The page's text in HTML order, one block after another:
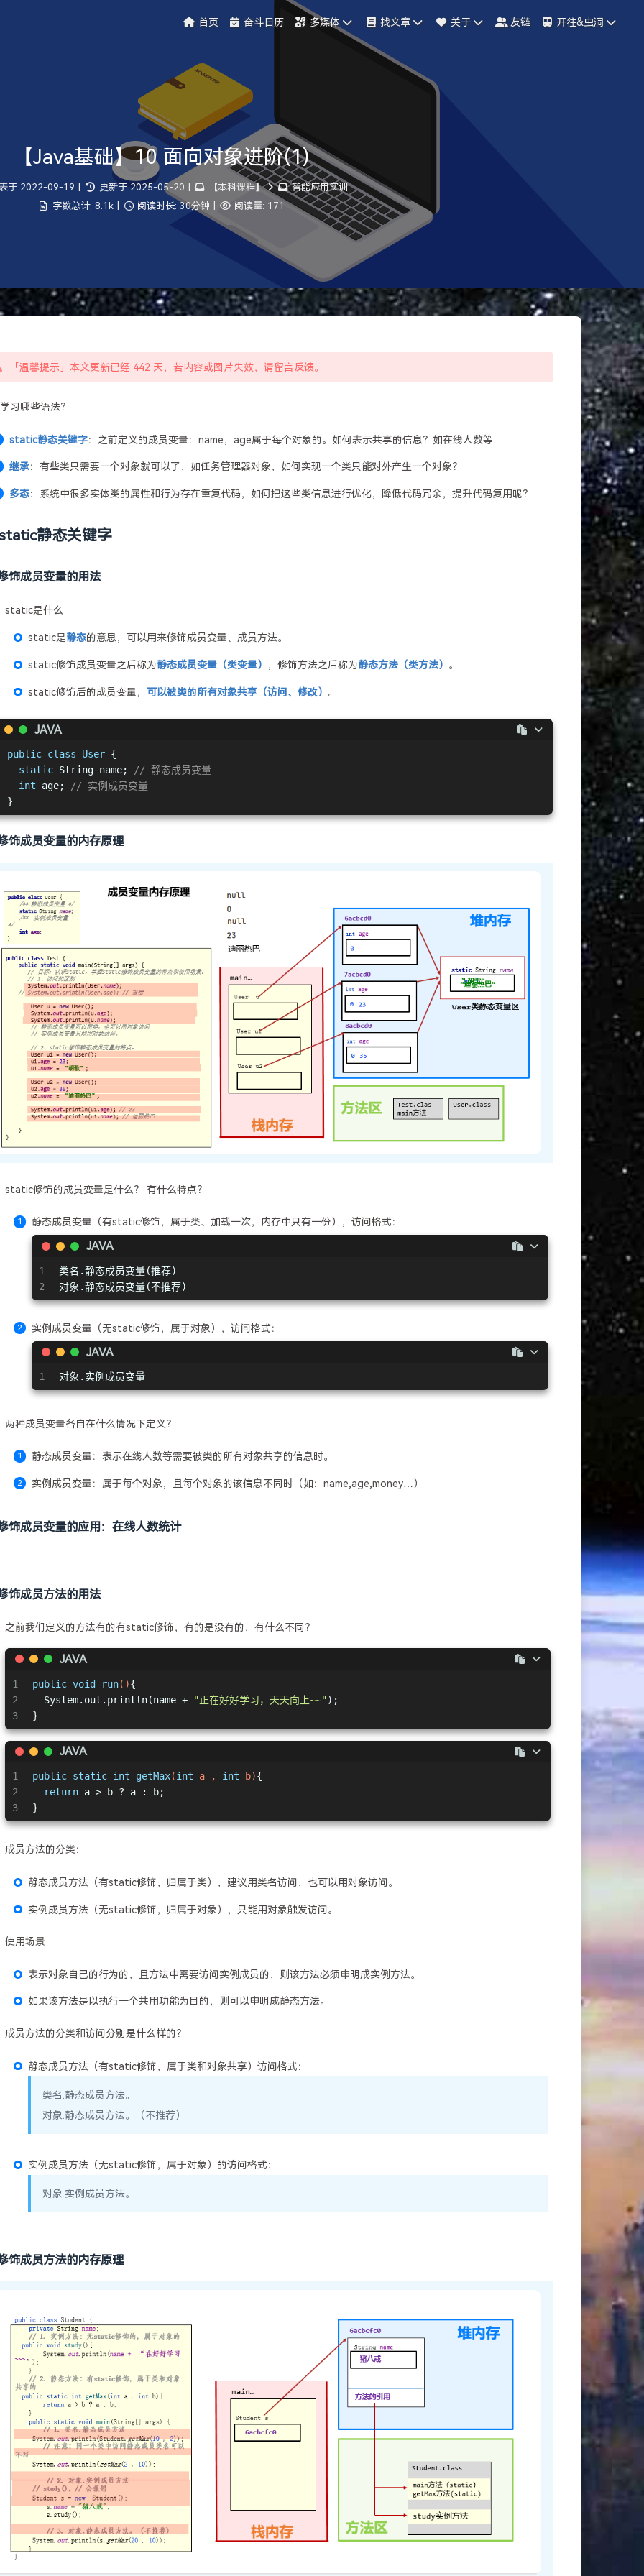
首页 奋斗日历 多媒体 找文章 关于 友链 开往&虫洞
【Java基础】10 面向对象进阶(1)
于 2022-09-19 更新于 2025-05-20 【本科课程】
智能应用实训
字数总计: 8.1k 阅读时长: 30分钟 阅读量: 171
「温馨提示」本文更新已经 442 天，若内容或图片失效，请留言反馈。
习哪些语法？
static静态关键字：之前定义的成员变量：name，age属于每个对象的。如何表示共享的信息？如在线人数等
继承：有些类只需要一个对象就可以了，如任务管理器对象，如何实现一个类只能对外产生一个对象？
多态：系统中很多实体类的属性和行为存在重复代码，如何把这些类信息进行优化，降低代码冗余，提升代码复用呢？
静态关键字
饰成员变量的用法
static是什么
static是静态的意思，可以用来修饰成员变量、成员方法。
static修饰成员变量之后称为静态成员变量（类变量） ，修饰方法之后称为静态方法（类方法） 。
static修饰后的成员变量， 可以被类的所有对象共享（访问、修改） 。
JAVA
public class User {
static String name;
// 静态成员变量
int age;
// 实例成员变量
}
饰成员变量的内存原理
static修饰的成员变量是什么？ 有什么特点？
静态成员变量（有static修饰，属于类、加载一次，内存中只有一份），访问格式：
JAVA
1
2
类名.静态成员变量(推荐)
对象.静态成员变量(不推荐)
实例成员变量（无static修饰，属于对象），访问格式：
JAVA
1 对象.实例成员变量
两种成员变量各自在什么情况下定义？
静态成员变量：表示在线人数等需要被类的所有对象共享的信息时。
实例成员变量：属于每个对象，且每个对象的该信息不同时（如：name,age,money…）
饰成员变量的应用：在线人数统计
饰成员方法的用法
之前我们定义的方法有的有static修饰，有的是没有的，有什么不同？
JAVA
1
2
3
public void run(){
  System.out.println(name +
"正在好好学习，天天向上~~");
}
JAVA
1
2
3
public static int getMax(int a , int b){
return a > b ? a : b;
}
成员方法的分类：
静态成员方法（有static修饰，归属于类），建议用类名访问，也可以用对象访问。
实例成员方法（无static修饰，归属于对象），只能用对象触发访问。
使用场景
表示对象自己的行为的，且方法中需要访问实例成员的，则该方法必须申明成实例方法。
如果该方法是以执行一个共用功能为目的，则可以申明成静态方法。
成员方法的分类和访问分别是什么样的？
静态成员方法（有static修饰，属于类和对象共享）访问格式：
类名.静态成员方法。
对象.静态成员方法。（不推荐）
实例成员方法（无static修饰，属于对象）的访问格式：
对象.实例成员方法。
饰成员方法的内存原理